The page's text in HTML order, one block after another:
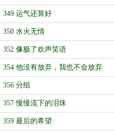
349 运气还算好
350 水火无情
352 像极了欢声笑语
354 他没有放弃，我也不会放弃
356 分组
357 慢慢流下的泪珠
359 最后的希望